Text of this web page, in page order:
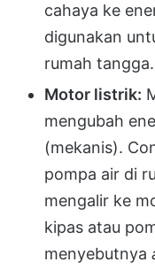
cahaya ke
digunakan
rumah tangga.
Motor listrik:
mengubah
(mekanis).
pompa air di
mengalir ke
kipas atau
menyebutnya